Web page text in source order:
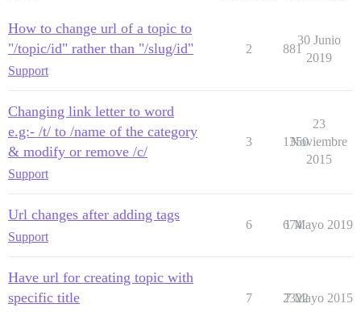
How to change url of a topic to
"/topic/id" rather than "/slug/id"
Support
2 881
30 Junio
2019
Changing link letter to word
e.g:- /t/ to /name of the category
& modify or remove /c/
Support
3 1350
23
Noviembre
2015
Url changes after adding tags
Support
6 674
1 Mayo 2019
Have url for creating topic with
specific title
7 2322
7 Mayo 2015